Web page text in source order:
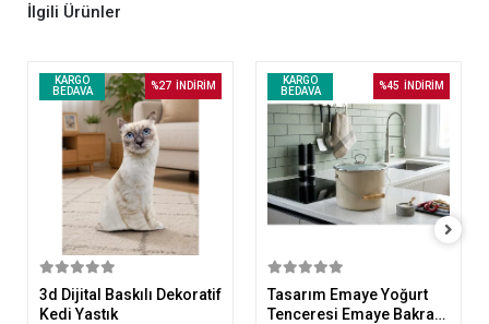
İlgili Ürünler
KARGO
BEDAVA
%27 İNDİRİM
Sepete Ekle
3d Dijital Baskılı Dekoratif
Kedi Yastık
KARGO
BEDAVA
%45 İNDİRİM
Sepete Ekle
Tasarım Emaye Yoğurt
Tenceresi Emaye Bakraç